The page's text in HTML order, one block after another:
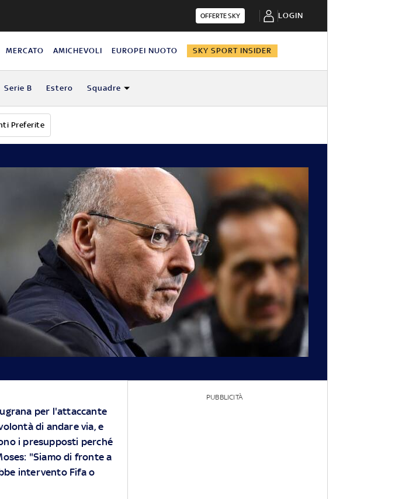
OFFERTE SKY LOGIN
MERCATO AMICHEVOLI EUROPEI NUOTO SKY SPORT INSIDER
Serie B Estero Squadre
Preferite
per l'attaccante
di andare via, e
i presupposti perché
"Siamo di fronte a
intervento Fifa o
PUBBLICITÀ